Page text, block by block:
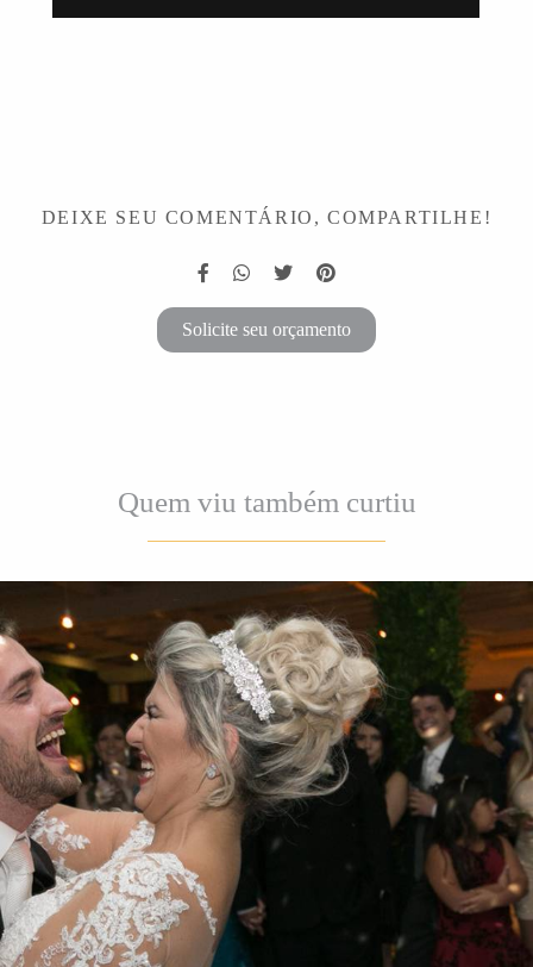
DEIXE SEU COMENTÁRIO, COMPARTILHE!
Solicite seu orçamento
Quem viu também curtiu